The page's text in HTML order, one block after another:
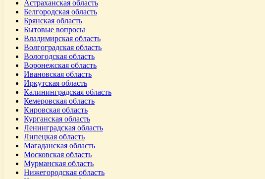
Астраханская область
Белгородская область
Брянская область
Бытовые вопросы
Владимирская область
Волгоградская область
Вологодская область
Воронежская область
Ивановская область
Иркутская область
Калининградская область
Кемеровская область
Кировская область
Курганская область
Ленинградская область
Липецкая область
Магаданская область
Московская область
Мурманская область
Нижегородская область